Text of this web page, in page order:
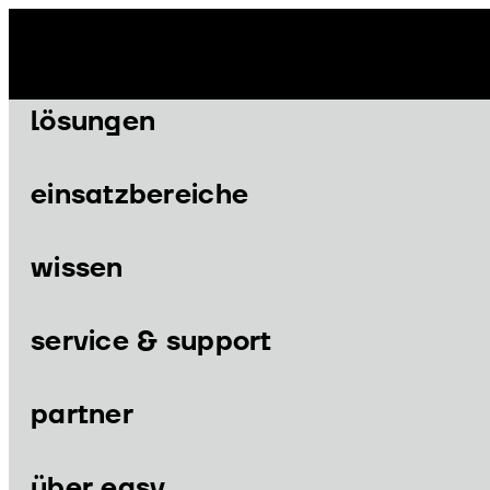
Menü
lösungen
einsatzbereiche
wissen
service & support
partner